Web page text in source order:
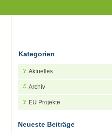
Kategorien
Aktuelles
Archiv
EU Projekte
Neueste Beiträge